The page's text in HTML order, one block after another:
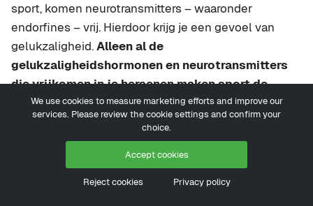
sport, komen neurotransmitters – waaronder
endorfines – vrij. Hierdoor krijg je een gevoel van
gelukzaligheid.Alleen al de
gelukzaligheidshormonen en neurotransmitters
die vrijkomen in je hersenen maken sport de
moeite waard.
Tip 2: Beloon jezelf
Doelen stellen en grenzen verleggen kunnen erg
motiverend werken, vooral als je er beloningen
We use cookies to measure marketing efforts and improve our
services. Please review the cookie settings and confirm your
choice.
Accept cookies
Reject cookies Privacy policy